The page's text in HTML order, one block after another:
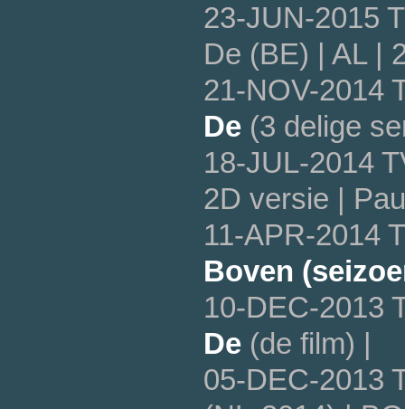
23-JUN-2015
De (BE) | AL |
21-NOV-2014
De (3 delige
18-JUL-2014
2D versie |
11-APR-2014
Boven
10-DEC-2013
De (de film) |
05-DEC-2013